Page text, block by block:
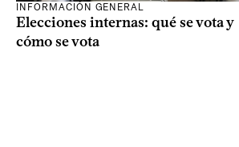
INFORMACIÓN GENERAL
Elecciones internas: qué se vota y
cómo se vota